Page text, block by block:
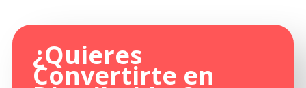
¿Quieres
Convertirte en